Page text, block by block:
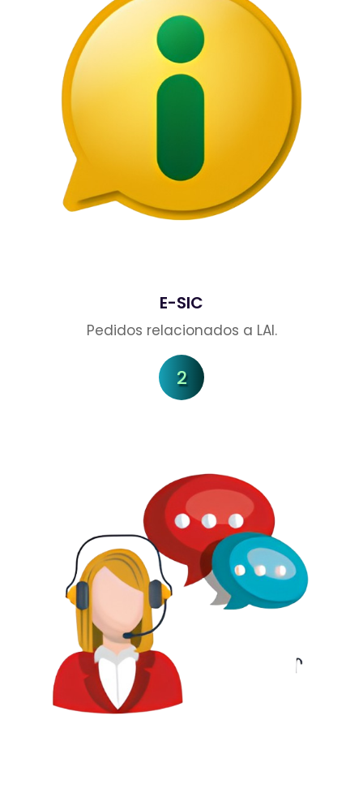
E-SIC
Pedidos relacionados a LAI.
2